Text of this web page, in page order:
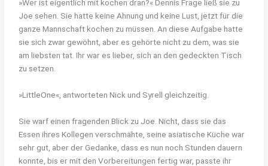
»Wer ist eigentlich mit kochen dran?« Dennis Frage ließ sie zu
Joe sehen. Sie hatte keine Ahnung und keine Lust, jetzt für die
ganze Mannschaft kochen zu müssen. An diese Aufgabe hatte
sie sich zwar gewöhnt, aber es gehörte nicht zu dem, was sie
am liebsten tat. Ihr war es lieber, sich an den gedeckten Tisch
zu setzen.
»LittleOne«, antworteten Nick und Syrell gleichzeitig.
Sie warf einen fragenden Blick zu Joe. Nicht, dass sie das
Essen ihres Kollegen verschmähte, seine asiatische Küche war
sehr gut, aber der Gedanke, dass es nun noch Stunden dauern
konnte, bis er mit den Vorbereitungen fertig war, passte ihr